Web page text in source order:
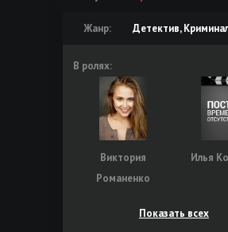
Жанр: Детектив,
В ролях:
Виктория
Романенко
Илья
Показать всех